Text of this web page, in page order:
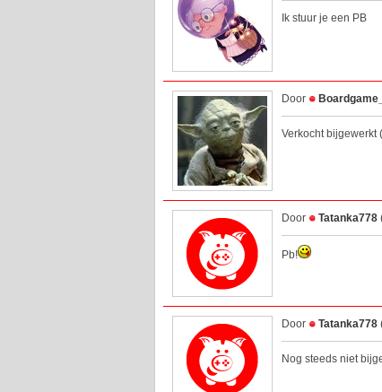
Ik stuur je een PB
Door
Verkocht bijgewerkt
Door Tatanka778
Pb!
Door Tatanka778
Nog steeds niet